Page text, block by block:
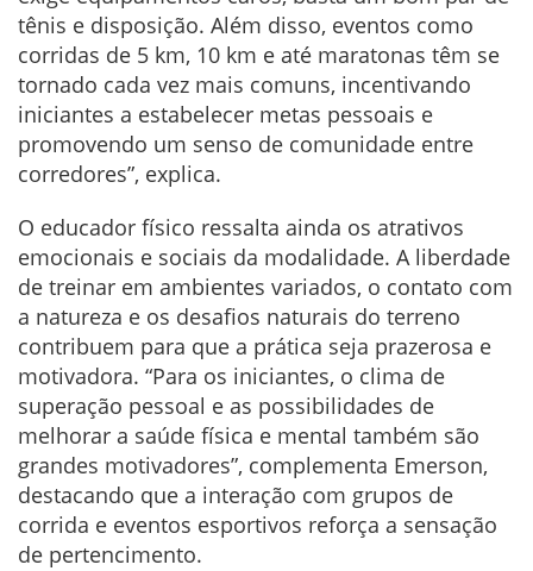
tênis e disposição. Além disso, eventos como
corridas de 5 km, 10 km e até maratonas têm se
tornado cada vez mais comuns, incentivando
iniciantes a estabelecer metas pessoais e
promovendo um senso de comunidade entre
corredores”, explica.
O educador físico ressalta ainda os atrativos
emocionais e sociais da modalidade. A liberdade
de treinar em ambientes variados, o contato com
a natureza e os desafios naturais do terreno
contribuem para que a prática seja prazerosa e
motivadora. “Para os iniciantes, o clima de
superação pessoal e as possibilidades de
melhorar a saúde física e mental também são
grandes motivadores”, complementa Emerson,
destacando que a interação com grupos de
corrida e eventos esportivos reforça a sensação
de pertencimento.